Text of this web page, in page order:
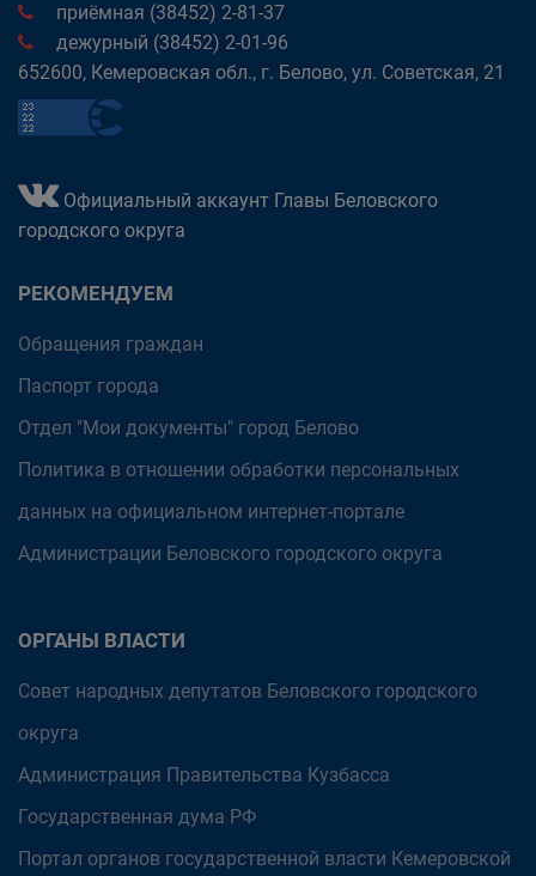
приёмная (38452) 2-81-37
дежурный (38452) 2-01-96
652600, Кемеровская обл., г. Белово, ул. Советская, 21
Официальный аккаунт Главы Беловского
городского округа
РЕКОМЕНДУЕМ
Обращения граждан
Паспорт города
Отдел "Мои документы" город Белово
Политика в отношении обработки персональных
данных на официальном интернет-портале
Администрации Беловского городского округа
ОРГАНЫ ВЛАСТИ
Совет народных депутатов Беловского городского
округа
Администрация Правительства Кузбасса
Государственная дума РФ
Портал органов государственной власти Кемеровской